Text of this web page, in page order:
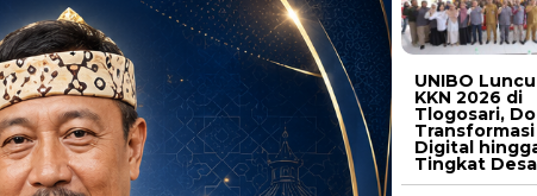
UNIBO
KKN 2026 di
Tlogosari,
Transformasi
Digital
Tingkat Desa